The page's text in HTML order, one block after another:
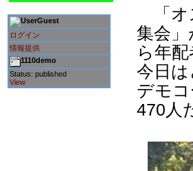
Guest
ログイン
情報提供
1110demo
Status: published
View
「オ
集会
ら年
今日
デモ
470人